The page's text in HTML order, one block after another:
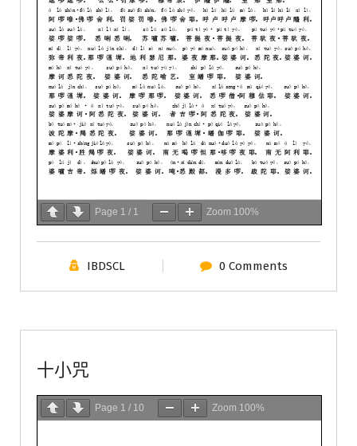
Page 1 / 1 Zoom 100%
IBDSCL 0 Comments
十小咒
Page 1 / 10 Zoom 100%